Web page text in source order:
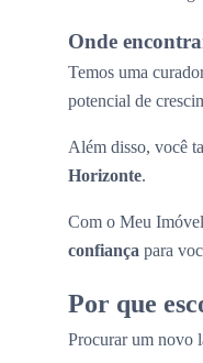
Onde
Temos uma
potencial de
Além disso, você
Horizonte.
Com o Meu
confiança para
Por que
Procurar um novo